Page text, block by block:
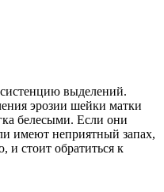
выделений.
эрозии шейки матки
белесыми. Если они
имеют неприятный запах,
и стоит обратиться к